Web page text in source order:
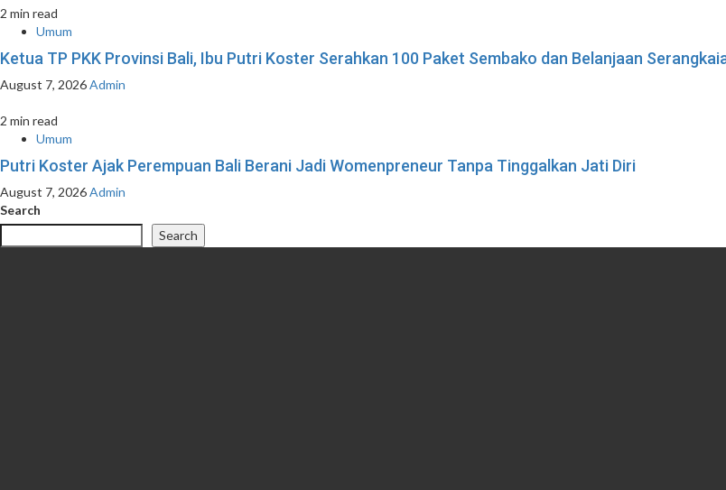
2 min read
Umum
Ketua TP PKK Provinsi Bali, Ibu Putri Koster Serahkan 100 Paket Sembako dan Belanjaan
August 7, 2026Admin
2 min read
Umum
Putri Koster Ajak Perempuan Bali Berani Jadi Womenpreneur Tanpa Tinggalkan Jati Diri
August 7, 2026Admin
Search
Search